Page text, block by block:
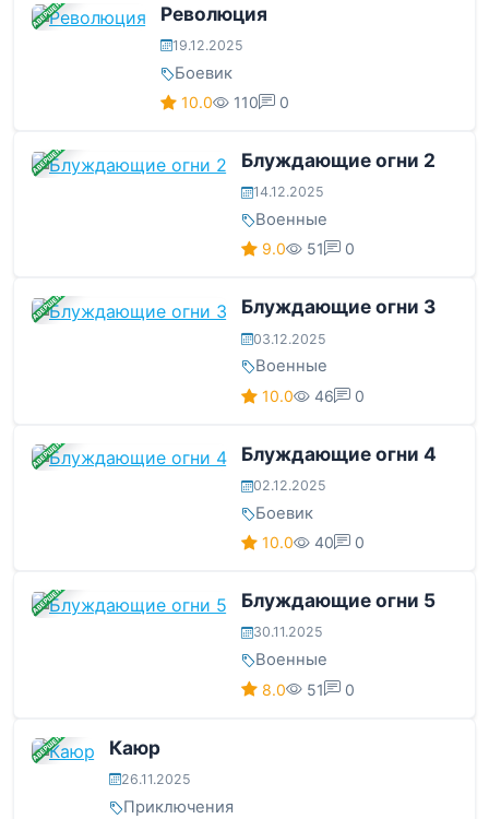
ЗАВЕРШЕНА Революция
19.12.2025
Боевик
10.0 110 0
ЗАВЕРШЕНА Блуждающие огни 2
14.12.2025
Военные
9.0 51 0
ЗАВЕРШЕНА Блуждающие огни 3
03.12.2025
Военные
10.0 46 0
ЗАВЕРШЕНА Блуждающие огни 4
02.12.2025
Боевик
10.0 40 0
ЗАВЕРШЕНА Блуждающие огни 5
30.11.2025
Военные
8.0 51 0
ЗАВЕРШЕНА Каюр
26.11.2025
Приключения